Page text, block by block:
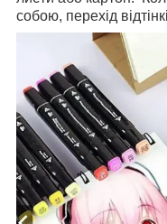
собою, перехід